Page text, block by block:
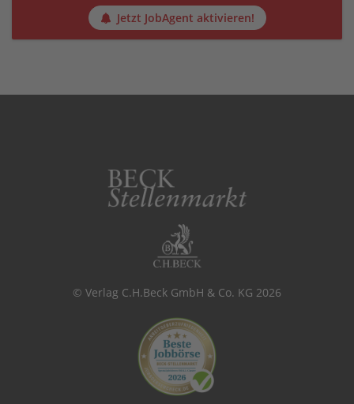
Jetzt JobAgent aktivieren!
© Verlag C.H.Beck GmbH & Co. KG 2026